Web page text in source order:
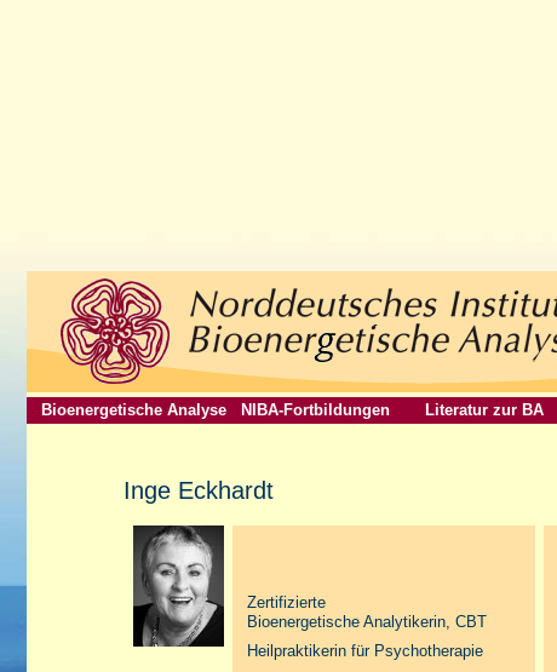
Bioenergetische Analyse NIBA-Fortbildungen Literatur zur BA
Inge Eckhardt
Zertifizierte
Bioenergetische Analytikerin, CBT
Heilpraktikerin für Psychotherapie